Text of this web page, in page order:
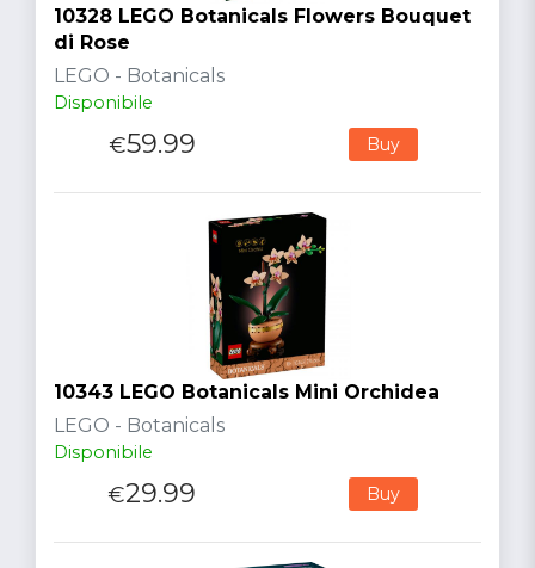
10328 LEGO Botanicals Flowers Bouquet
di Rose
LEGO - Botanicals
Disponibile
€59.99 Buy
10343 LEGO Botanicals Mini Orchidea
LEGO - Botanicals
Disponibile
€29.99 Buy